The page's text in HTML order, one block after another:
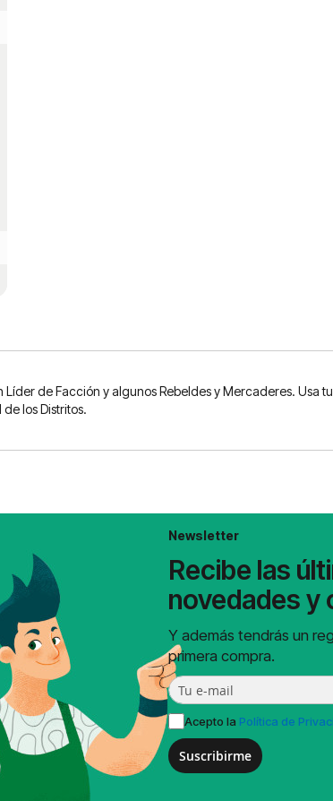
de Facción y algunos Rebeldes y Mercaderes. Usa
los Distritos.
Newsletter
Recibe las
novedades y
Y además tendrás un
primera compra.
Acepto la Política de
Suscribirme